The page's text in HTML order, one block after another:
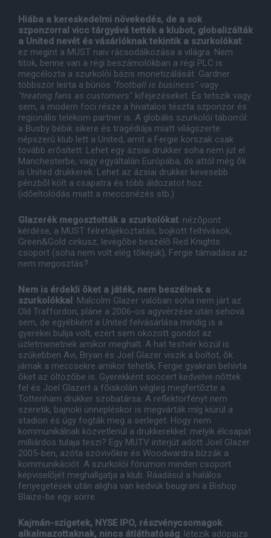
Hiába a kereskedelmi növekedés, de a sok
szponzorral vicc tárgyává tették a klubot, globalizálták
a United nevét és vásárlóknak tekintik a szurkolókat:
ez megint a MUST naiv rácsodálkozása a világra. Nem
titok, benne van a régi beszámolókban a régi PLC is
megcélozta a szurkolói bázis monetizálását: Gardner
többször leírta a bûnös "football is business" vagy
"treating fans as customers" kifejezéseket. És tetszik vagy
sem, a modern foci része a hivatalos tészta szponzor és
regionális telekom partner is. A globális szurkolói táborról:
a Busby bébik sikere és tragédiája miatt világszerte
népszerû klub lett a United, amit a Fergie korszak csak
tovább erõsített. Lehet egy ázsiai drukker soha nem jut el
Manchesterbe, vagy egyáltalán Európába, de attól még õk
is United drukkerek. Lehet az ázsiai drukker kevesebb
pénzbõl költ a csapatra és több áldozatot hoz.
(idõeltolódás miatt a meccsnézés stb.)
Glazerék megosztották a szurkolókat: nézõpont
kérdése, a MUST félretájékoztatás, bojkott felhívások,
Green&Gold cirkusz, levegõbe beszélõ Red Knights
csoport (soha nem volt elég tõkéjük), Fergie támadása az
nem megosztás?
Nem is érdekli õket a játék, nem beszélnek a
szurkolókkal : Malcolm Glazer valóban soha nem járt az
Old Traffordon, pláne a 2006-os agyvérzése után sehová
sem, de egyébként a United felvásárlása mindig is a
gyerekei bulija volt, ezért sem okozott gondot az
üzletmenetnek amikor meghalt. A hat testvér közül is
szûkebben Avi, Bryan és Joel Glazer viszik a boltot, õk
járnak a meccsekre amikor tehetik, Fergie gyakran behívta
õket az öltözõbe is. Gyerekként soccert kedvelve nõttek
fel és Joel Glazert a fõiskolán végleg megfertõzte a
Tottenham drukker szobatársa. A reflektorfényt nem
szeretik, bajnoki ünnepléskor is megvárták míg kiürül a
stadion és úgy fogták meg a serleget. Hogy nem
kommunikálnak közvetlenül a drukkerekkel: melyik élcsapat
milliárdos tulaja teszi? Egy MUTV interjút adott Joel Glazer
2005-ben, azóta szóvivõkre és Woodwardra bízzák a
kommunikációt. A szurkolói fórumon minden csoport
képviselõjét meghallgatja a klub. Ráadásul a halálos
fenyegetések után aligha van kedvük beugrani a Bishop
Blaize-be egy sörre.
Kajmán-szigetek, NYSE IPO, részvénycsomagok
alkalmazottaknak, nincs átláthatóság: létezik adópajzs